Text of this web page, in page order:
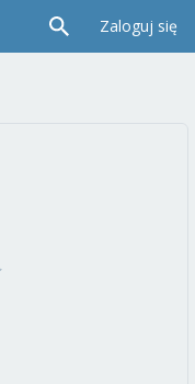
Zaloguj się